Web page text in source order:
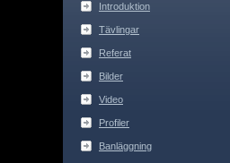
Introduktion
Tävlingar
Referat
Bilder
Video
Profiler
Banläggning